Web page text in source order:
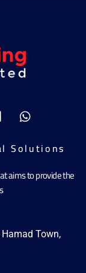
Solutions
aims to provide the
Town,